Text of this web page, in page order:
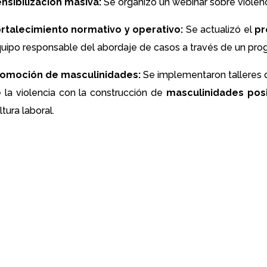
normativo y operativo: Se actualizó el
responsable del abordaje de casos a través de un
de masculinidades:Se implementaron talleres
la violencia con la construcción de masculinidades
laboral.